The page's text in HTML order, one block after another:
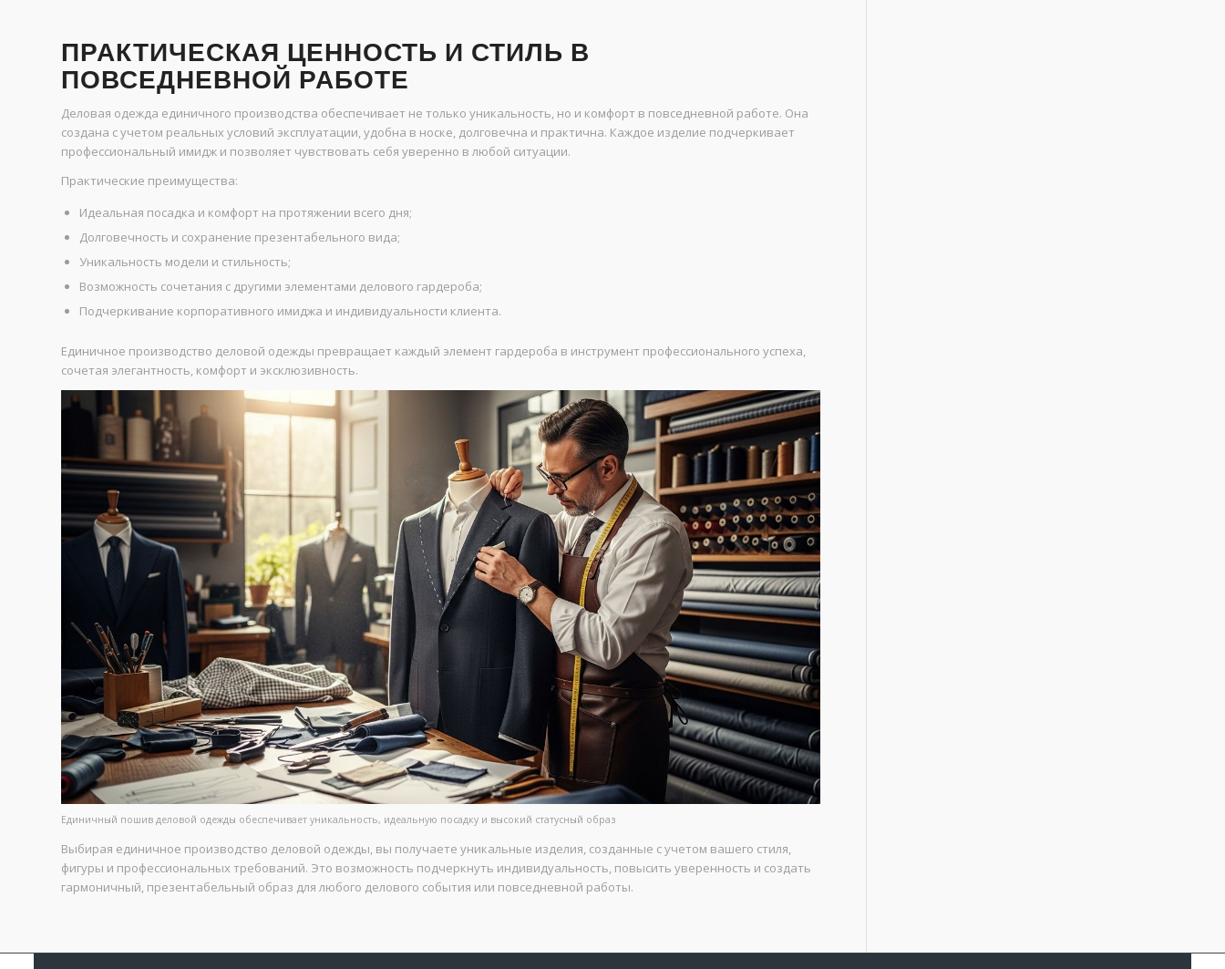
ПРАКТИЧЕСКАЯ ЦЕННОСТЬ И СТИЛЬ В
ПОВСЕДНЕВНОЙ РАБОТЕ
Деловая одежда единичного производства обеспечивает не только уникальность, но и комфорт в повседневной работе. Она
создана с учетом реальных условий эксплуатации, удобна в носке, долговечна и практична. Каждое изделие подчеркивает
профессиональный имидж и позволяет чувствовать себя уверенно в любой ситуации.
Практические преимущества:
Идеальная посадка и комфорт на протяжении всего дня;
Долговечность и сохранение презентабельного вида;
Уникальность модели и стильность;
Возможность сочетания с другими элементами делового гардероба;
Подчеркивание корпоративного имиджа и индивидуальности клиента.
Единичное производство деловой одежды превращает каждый элемент гардероба в инструмент профессионального успеха,
сочетая элегантность, комфорт и эксклюзивность.
Единичный пошив деловой одежды обеспечивает уникальность, идеальную посадку и высокий статусный образ
Выбирая единичное производство деловой одежды, вы получаете уникальные изделия, созданные с учетом вашего стиля,
фигуры и профессиональных требований. Это возможность подчеркнуть индивидуальность, повысить уверенность и создать
гармоничный, презентабельный образ для любого делового события или повседневной работы.